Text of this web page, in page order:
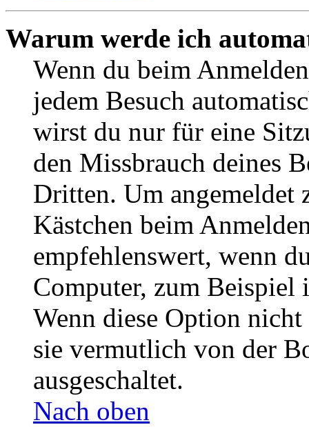
Warum werde ich
Wenn du beim
jedem Besuch
wirst du nur für eine
den Missbrauch deines
Dritten. Um angemeldet
Kästchen beim
empfehlenswert, wenn
Computer, zum Beispiel
Wenn diese Option
sie vermutlich von der
ausgeschaltet.
Nach oben